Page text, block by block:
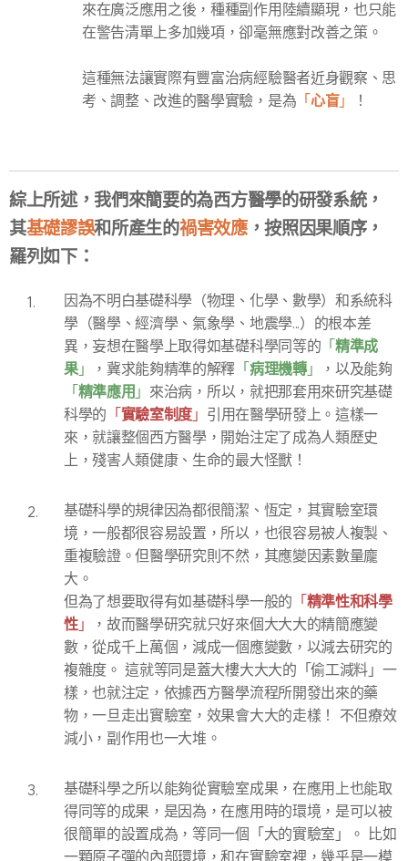
來在廣泛應用之後，種種副作用陸續顯現，也只能
在警告清單上多加幾項，卻毫無應對改善之策。
這種無法讓實際有豐富治病經驗醫者近身觀察、思
考、調整、改進的醫學實驗，是為 「 心盲」 ！
綜上所述，我們來簡要的為西方醫學的研發系統，
其基礎謬誤和所產生的禍害效應，按照因果順序，
羅列如下：
因為不明白基礎科學（物理、化學、數學）和系統科
學（醫學、經濟學、氣象學、地震學...）的根本差
異，妄想在醫學上取得如基礎科學同等的 「 精準成
果」 ，冀求能夠精準的解釋 「 病理機轉」
，以及能夠
「 精準應用 」 來治病，所以，就把那套用來研究基礎
科學的 「 實驗室制度 」 引用在醫學研發上。這樣一
來，就讓整個西方醫學，開始注定了成為人類歷史
上，殘害人類健康、生命的最大怪獸！
基礎科學的規律因為都很簡潔、恆定，其實驗室環
境，一般都很容易設置，所以，也很容易被人複製、
重複驗證。但醫學研究則不然，其應變因素數量龐
大。
但為了想要取得有如基礎科學一般的 「 精準性和科學
性」
，故而醫學研究就只好來個大大大的精簡應變
數，從成千上萬個，減成一個應變數，以減去研究的
複雜度。 這就等同是蓋大樓大大大的「偷工減料」一
樣，也就注定，依據西方醫學流程所開發出來的藥
物，一旦走出實驗室，效果會大大的走樣！ 不但療效
減小，副作用也一大堆。
基礎科學之所以能夠從實驗室成果，在應用上也能取
得同等的成果，是因為，在應用時的環境，是可以被
很簡單的設置成為，等同一個「大的實驗室」。 比如
一顆原子彈的內部環境，和在實驗室裡，幾乎是一模